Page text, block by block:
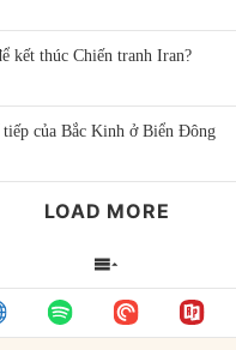
kết thúc Chiến tranh Iran?
của Bắc Kinh ở Biển Đông
LOAD MORE
SHOW
EPISODES
LIST